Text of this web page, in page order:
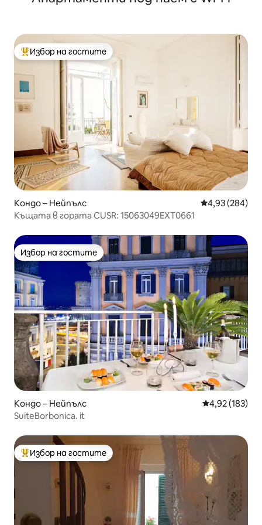
Най-популярен избор на гостите
Избор на гостите
Кондо – Нейпълс Средна
4,93 (284)
Къщата в гората CUSR: 15063049EXT0661
Избор на гостите
Избор на гостите
Кондо – Нейпълс Средна
4,92 (183)
SuiteBorbonica. it
Най-популярен избор на гостите
Избор на гостите